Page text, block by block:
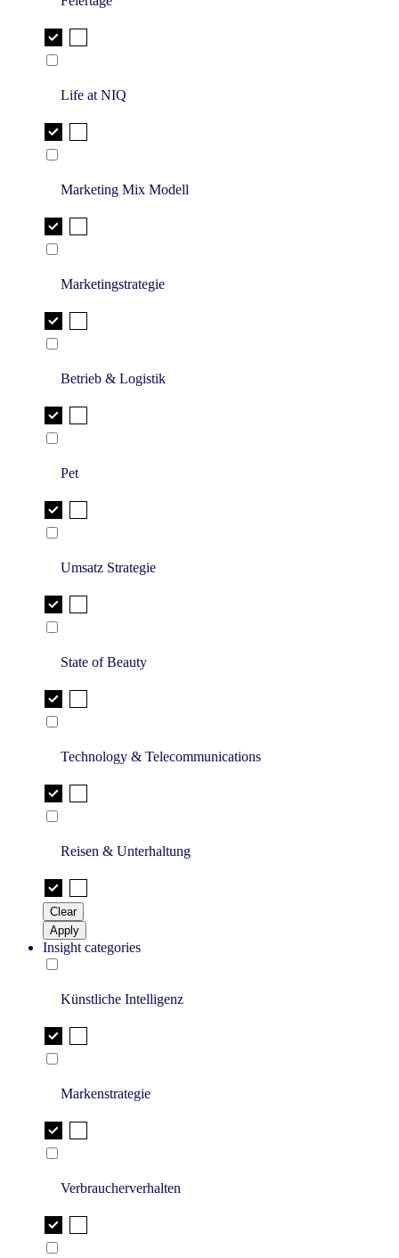
Life at NIQ
Marketing Mix Modell
Marketingstrategie
Betrieb & Logistik
Pet
Umsatz Strategie
State of Beauty
Technology & Telecommunications
Reisen & Unterhaltung
Clear
Apply
Insight categories
Künstliche Intelligenz
Markenstrategie
Verbraucherverhalten